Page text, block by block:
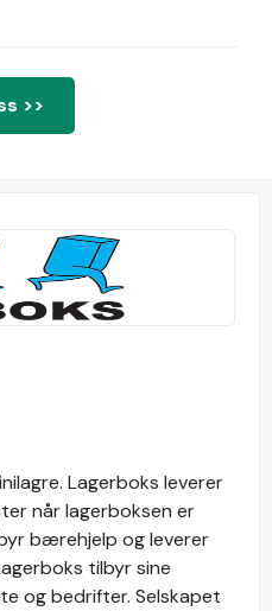
>>
Lagerboks leverer
når lagerboksen er
bærehjelp og leverer
tilbyr sine
og bedrifter. Selskapet